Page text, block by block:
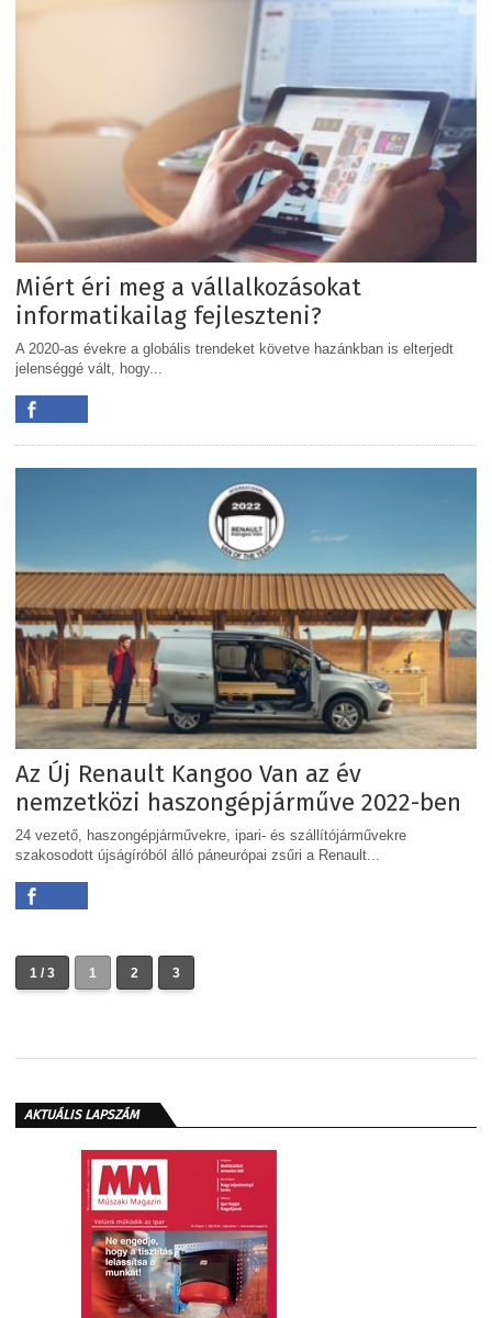
Miért éri meg a vállalkozásokat
informatikailag fejleszteni?
A 2020-as évekre a globális trendeket követve hazánkban is elterjedt
jelenséggé vált, hogy...
Az Új Renault Kangoo Van az év
nemzetközi haszongépjárműve 2022-ben
24 vezető, haszongépjárművekre, ipari- és szállítójárművekre
szakosodott újságíróból álló páneurópai zsűri a Renault...
1 / 3 1 2 3
AKTUÁLIS LAPSZÁM